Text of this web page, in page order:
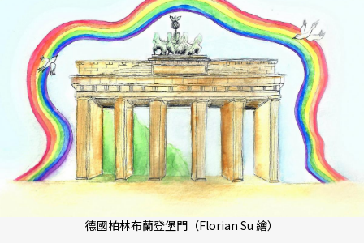
德國柏林布蘭登堡門（Florian Su 繪）